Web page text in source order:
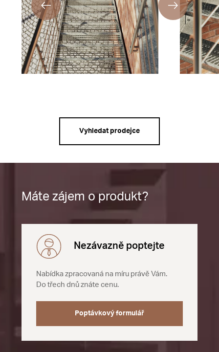
Vyhledat prodejce
Máte zájem o produkt?
Nezávazně poptejte
Nabídka zpracovaná na míru právě Vám.
Do třech dnů znáte cenu.
Poptávkový formulář